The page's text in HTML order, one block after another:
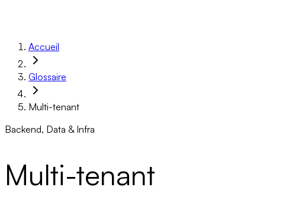
Accueil
Glossaire
Multi-tenant
Backend, Data & Infra
Multi-tenant